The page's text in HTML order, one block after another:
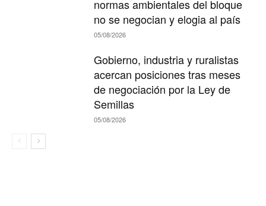
normas ambientales del bloque
no se negocian y elogia al país
05/08/2026
Gobierno, industria y ruralistas
acercan posiciones tras meses
de negociación por la Ley de
Semillas
05/08/2026